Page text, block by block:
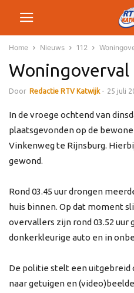
Home Nieuws 112
Woningoverval
Door Redactie RTV Katwijk - 25 juli
In de vroege ochtend van
plaatsgevonden op de
Vinkenweg te Rijnsburg.
gewond.
Rond 03.45 uur drongen
huis binnen. Op dat moment
overvallers zijn rond 03.52
donkerkleurige auto en in
De politie stelt een uitgebreid
naar getuigen en